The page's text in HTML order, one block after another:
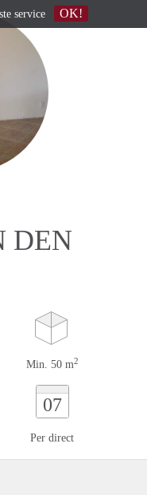
DEN
Min. 50 m2
07
Per direct
service OK!